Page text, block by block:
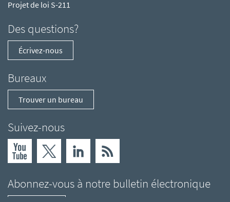
Projet de loi S-211
Des questions?
Écrivez-nous
Bureaux
Trouver un bureau
Suivez-nous
Abonnez-vous à notre bulletin électronique